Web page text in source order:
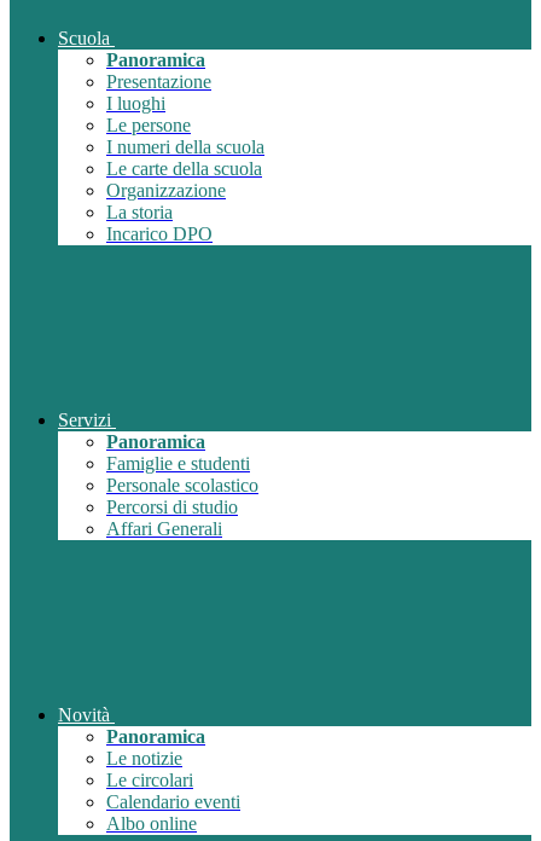
Scuola
Panoramica
Presentazione
I luoghi
Le persone
I numeri della scuola
Le carte della scuola
Organizzazione
La storia
Incarico DPO
Servizi
Panoramica
Famiglie e studenti
Personale scolastico
Percorsi di studio
Affari Generali
Novità
Panoramica
Le notizie
Le circolari
Calendario eventi
Albo online